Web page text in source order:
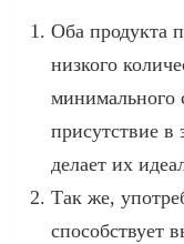
Оба продукта
низкого
минимального
присутствие в
делает их
Так же,
способствует